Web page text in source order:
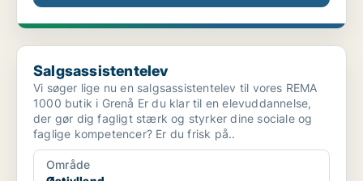
Salgsassistentelev
Salgsassistentelev
Vi søger lige nu en salgsassistentelev til vores REMA
1000 butik i Grenå Er du klar til en elevuddannelse,
der gør dig fagligt stærk og styrker dine sociale og
faglige kompetencer? Er du frisk på..
Område